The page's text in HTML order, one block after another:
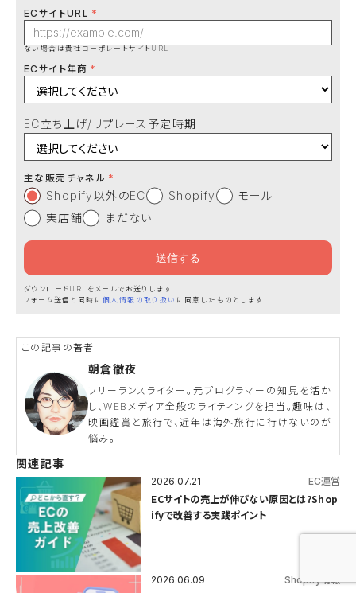
ECサイトURL
ない場合は貴社コーポレートサイトURL
ECサイト年商
EC立ち上げ/リプレース予定時期
主な販売チャネル
Shopify以外のEC Shopify
モール
実店舗
まだない
ダウンロードURLをメールでお送りします
フォーム送信と同時に 個人情報の取り扱い に同意したものとします
朝倉徹夜
フリーランスライター。元プログラマーの知見を活か
し、WEBメディア全般のライティングを担当。趣味は、
映画鑑賞と旅行で、近年は海外旅行に行けないのが
悩み。
関連記事
2026.07.21 EC運営
ECサイトの売上が伸びない原因とは?Shop
ifyで改善する実践ポイント
2026.06.09 Shopify情報